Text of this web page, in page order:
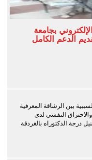
بجامعة
الدعم الكامل
بين الرشاقة المعرفية
والاحتراق النفسي لدى
درجة الدكتوراه بالغردقة